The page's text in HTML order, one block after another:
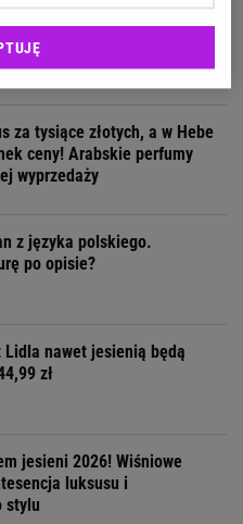
to dopiero początek. Dodaj
za tysiące złotych, a w Hebe
ceny! Arabskie perfumy
wyprzedaży
z języka polskiego.
po opisie?
Lidla nawet jesienią będą
zł
jesieni 2026! Wiśniowe
luksusu i
stylu